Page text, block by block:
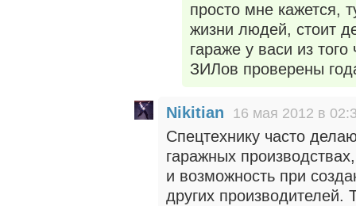
просто мне кажется,
жизни людей, стоит
гараже у васи из
ЗИЛов проверены
Nikitian 16 мая 2012 в
Спецтехнику часто
гаражных
и возможность при
других производителей.